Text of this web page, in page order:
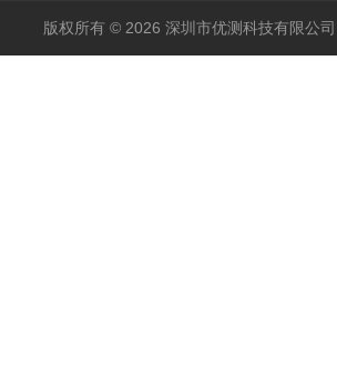
版权所有 © 2026 深圳市优测科技有限公司